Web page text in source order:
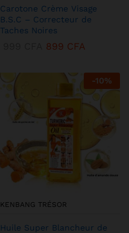
Carotone Crème Visage
B.S.C – Correcteur de
Taches Noires
899 CFA
-10%
KENBANG TRÉSOR
Huile Super Blancheur de